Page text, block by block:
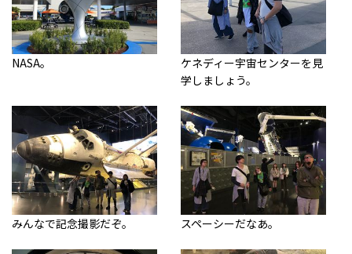
NASA。
ケネディー宇宙センターを見
学しましょう。
みんなで記念撮影だぞ。 スペーシーだなあ。